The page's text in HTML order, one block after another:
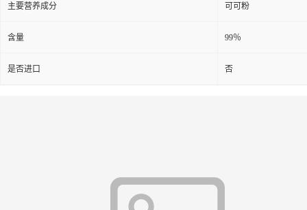
主要营养成分 可可粉
含量 99％
是否进口 否